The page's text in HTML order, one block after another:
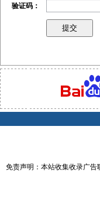
验证码：
免责声明：本站收集收录广